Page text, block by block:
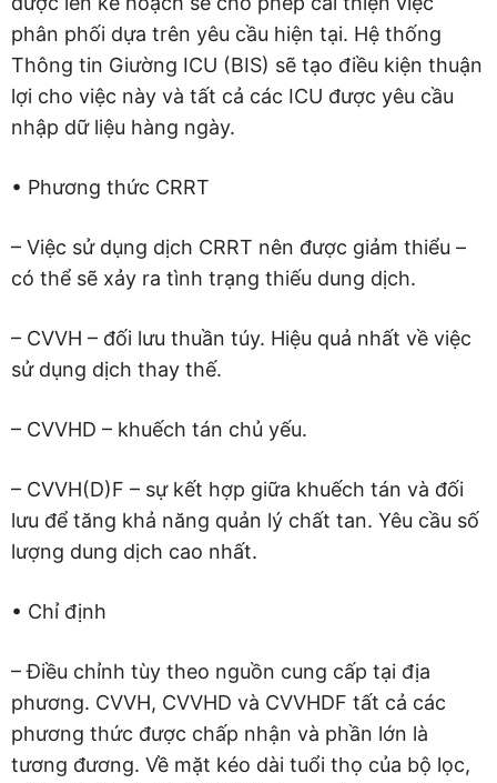
phân phối dựa trên yêu cầu hiện tại. Hệ thống
Thông tin Giường ICU (BIS) sẽ tạo điều kiện thuận
lợi cho việc này và tất cả các ICU được yêu cầu
nhập dữ liệu hàng ngày.
• Phương thức CRRT
– Việc sử dụng dịch CRRT nên được giảm thiểu –
có thể sẽ xảy ra tình trạng thiếu dung dịch.
– CVVH – đối lưu thuần túy. Hiệu quả nhất về việc
sử dụng dịch thay thế.
– CVVHD – khuếch tán chủ yếu.
– CVVH(D)F – sự kết hợp giữa khuếch tán và đối
lưu để tăng khả năng quản lý chất tan. Yêu cầu số
lượng dung dịch cao nhất.
• Chỉ định
– Điều chỉnh tùy theo nguồn cung cấp tại địa
phương. CVVH, CVVHD và CVVHDF tất cả các
phương thức được chấp nhận và phần lớn là
tương đương. Về mặt kéo dài tuổi thọ của bộ lọc,